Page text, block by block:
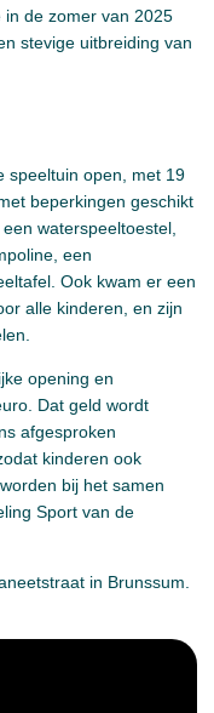
de zomer van 2025
stevige uitbreiding van
speeltuin open, met 19
beperkingen geschikt
waterspeeltoestel,
een
Ook kwam er een
alle kinderen, en zijn
opening en
Dat geld wordt
afgesproken
kinderen ook
bij het samen
Sport van de
in Brunssum.